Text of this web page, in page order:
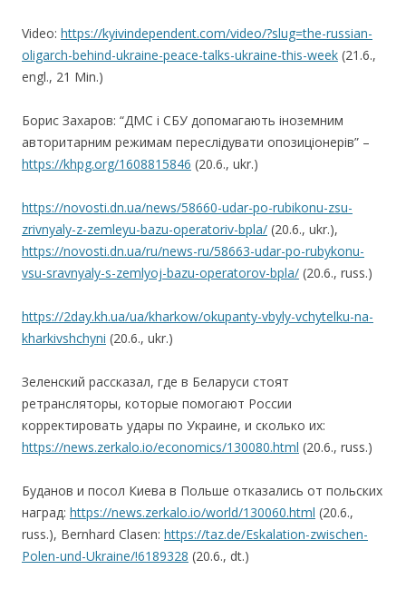
Video: https://kyivindependent.com/video/?slug=the-russian-
oligarch-behind-ukraine-peace-talks-ukraine-this-week (21.6.,
engl., 21 Min.)
Борис Захаров: “ДМС і СБУ допомагають іноземним
авторитарним режимам переслідувати опозиціонерів” –
https://khpg.org/1608815846 (20.6., ukr.)
https://novosti.dn.ua/news/58660-udar-po-rubikonu-zsu-
zrivnyaly-z-zemleyu-bazu-operatoriv-bpla/ (20.6., ukr.),
https://novosti.dn.ua/ru/news-ru/58663-udar-po-rubykonu-
vsu-sravnyaly-s-zemlyoj-bazu-operatorov-bpla/ (20.6., russ.)
https://2day.kh.ua/ua/kharkow/okupanty-vbyly-vchytelku-na-
kharkivshchyni (20.6., ukr.)
Зеленский рассказал, где в Беларуси стоят
ретрансляторы, которые помогают России
корректировать удары по Украине, и сколько их:
https://news.zerkalo.io/economics/130080.html (20.6., russ.)
Буданов и посол Киева в Польше отказались от польских
наград: https://news.zerkalo.io/world/130060.html (20.6.,
russ.), Bernhard Clasen: https://taz.de/Eskalation-zwischen-
Polen-und-Ukraine/!6189328 (20.6., dt.)